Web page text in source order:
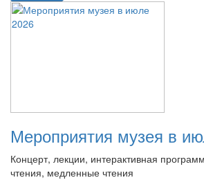
Мероприятия музея в
Концерт, лекции, интерактивная
чтения, медленные чтения